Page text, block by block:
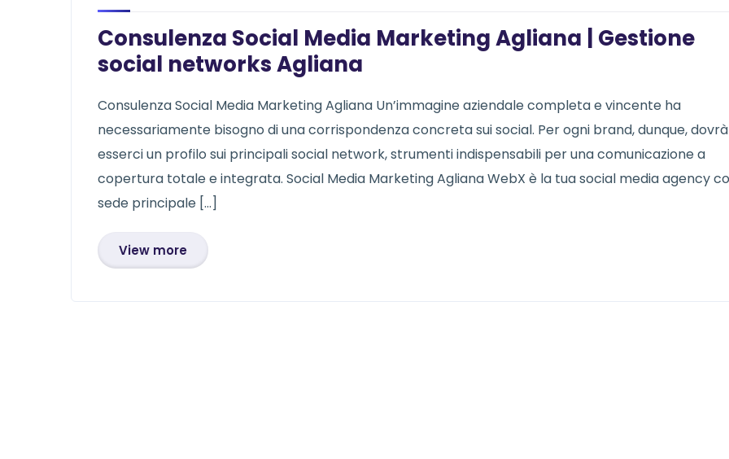
Consulenza Social Media Marketing Agliana | Gestione
social networks Agliana
Consulenza Social Media Marketing Agliana Un’immagine aziendale completa e vincente ha
necessariamente bisogno di una corrispondenza concreta sui social. Per ogni brand, dunque, dovrà
esserci un profilo sui principali social network, strumenti indispensabili per una comunicazione a
copertura totale e integrata. Social Media Marketing Agliana WebX è la tua social media agency
sede principale […]
View more